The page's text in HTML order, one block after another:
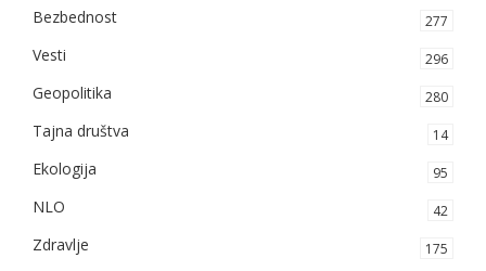
Bezbednost 277
Vesti 296
Geopolitika 280
Tajna društva 14
Ekologija 95
NLO 42
Zdravlje 175